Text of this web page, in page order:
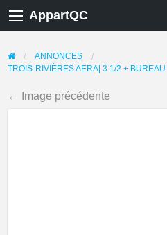
AppartQC
ANNONCES
TROIS-RIVIÈRES AERA| 3 1/2 +
← Image précédente